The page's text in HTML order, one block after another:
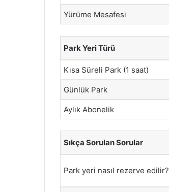
Yürüme Mesafesi
Park Yeri Türü
Kısa Süreli Park (1 saat)
Günlük Park
Aylık Abonelik
Sıkça Sorulan Sorular
Park yeri nasıl rezerve edilir?